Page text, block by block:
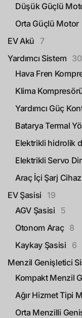
Düşük Güçlü
Orta Güçlü Motor
EV Akü
7
Yardımcı Sistem 30
Hava Fren
Klima
Yardımcı Güç
Batarya Termal
Elektrikli hidrolik
Elektrikli Servo
Araç İçi Şarj
EV Şasisi
19
AGV Şasisi
5
Otonom Araç 8
Kaykay Şasisi
6
Menzil Genişletici
Kompakt Menzil
Ağır Hizmet Tipi
Orta Menzilli